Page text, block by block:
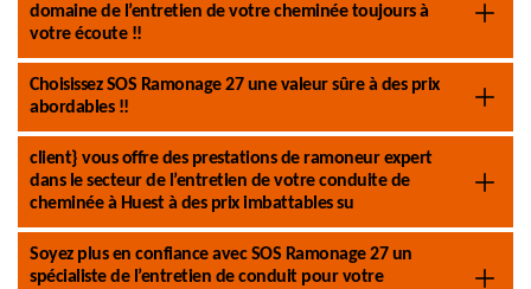
domaine de l’entretien de votre cheminée toujours à
votre écoute !!
Choisissez SOS Ramonage 27 une valeur sûre à des prix
abordables !!
client} vous offre des prestations de ramoneur expert
dans le secteur de l’entretien de votre conduite de
cheminée à Huest à des prix imbattables su
Soyez plus en confiance avec SOS Ramonage 27 un
spécialiste de l’entretien de conduit pour votre